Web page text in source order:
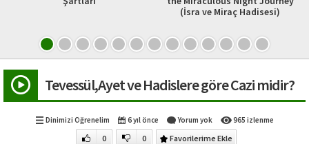
(İsra ve Miraç Hadisesi)
Tevessül,Ayet ve Hadislere göre Cazi midir?
Dinimizi Öğrenelim 6 yıl önce Yorum yok 965 izlenme
0 0 Favorilerime Ekle